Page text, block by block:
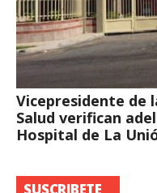
Vicepresidente de
Salud verifican
Hospital de La
SUSCRIBETE